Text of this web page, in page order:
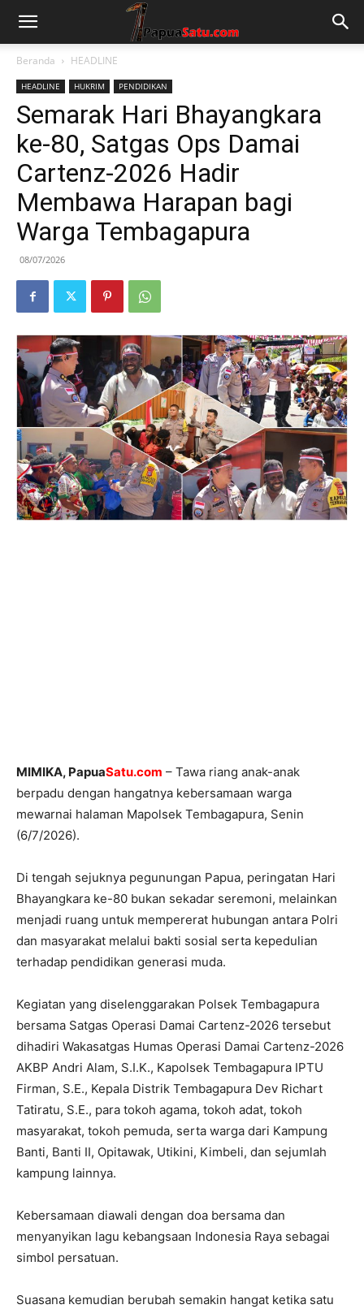
Beranda HEADLINE
HEADLINE HUKRIM PENDIDIKAN
Semarak Hari Bhayangkara
ke-80, Satgas Ops Damai
Cartenz-2026 Hadir
Membawa Harapan bagi
Warga Tembagapura
08/07/2026
MIMIKA, PapuaSatu.com – Tawa riang anak-anak
berpadu dengan hangatnya kebersamaan warga
mewarnai halaman Mapolsek Tembagapura, Senin
(6/7/2026).
Di tengah sejuknya pegunungan Papua, peringatan Hari
Bhayangkara ke-80 bukan sekadar seremoni, melainkan
menjadi ruang untuk mempererat hubungan antara Polri
dan masyarakat melalui bakti sosial serta kepedulian
terhadap pendidikan generasi muda.
Kegiatan yang diselenggarakan Polsek Tembagapura
bersama Satgas Operasi Damai Cartenz-2026 tersebut
dihadiri Wakasatgas Humas Operasi Damai Cartenz-2026
AKBP Andri Alam, S.I.K., Kapolsek Tembagapura IPTU
Firman, S.E., Kepala Distrik Tembagapura Dev Richart
Tatiratu, S.E., para tokoh agama, tokoh adat, tokoh
masyarakat, tokoh pemuda, serta warga dari Kampung
Banti, Banti II, Opitawak, Utikini, Kimbeli, dan sejumlah
kampung lainnya.
Kebersamaan diawali dengan doa bersama dan
menyanyikan lagu kebangsaan Indonesia Raya sebagai
simbol persatuan.
Suasana kemudian berubah semakin hangat ketika satu